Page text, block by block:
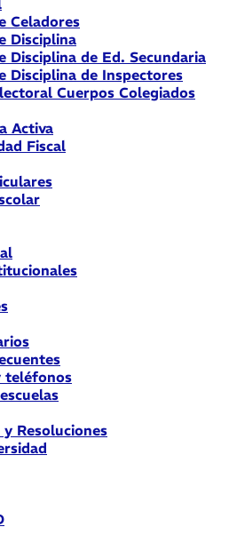
Celadores
Disciplina
Disciplina de Ed. Secundaria
Disciplina de Inspectores
Cuerpos Colegiados
Activa
Fiscal
teléfonos
Resoluciones